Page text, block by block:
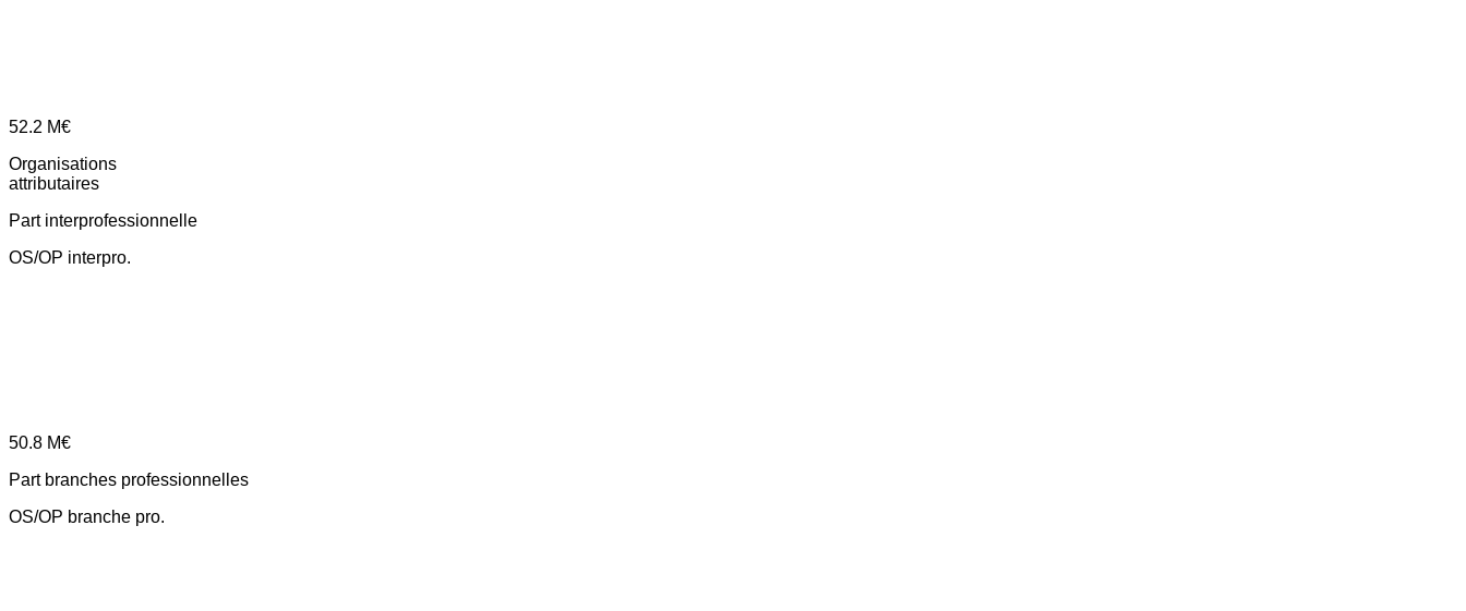
52.2 M€
Organisations
attributaires
Part interprofessionnelle
OS/OP interpro.
50.8 M€
Part branches professionnelles
OS/OP branche pro.